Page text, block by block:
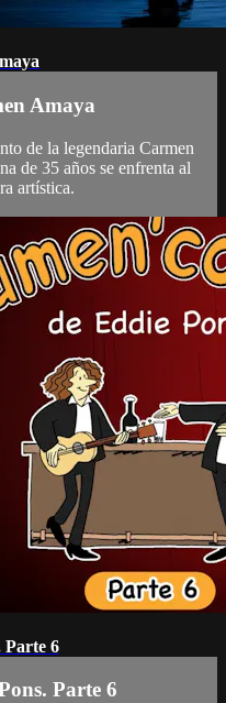
Amaya
de la legendaria Carmen
de 35 años se enfrenta al
artística.
Parte 6
Parte 6